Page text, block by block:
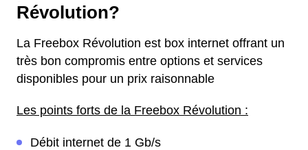
Révolution?
La Freebox Révolution est box internet offrant un
très bon compromis entre options et services
disponibles pour un prix raisonnable
Les points forts de la Freebox Révolution :
Débit internet de 1 Gb/s